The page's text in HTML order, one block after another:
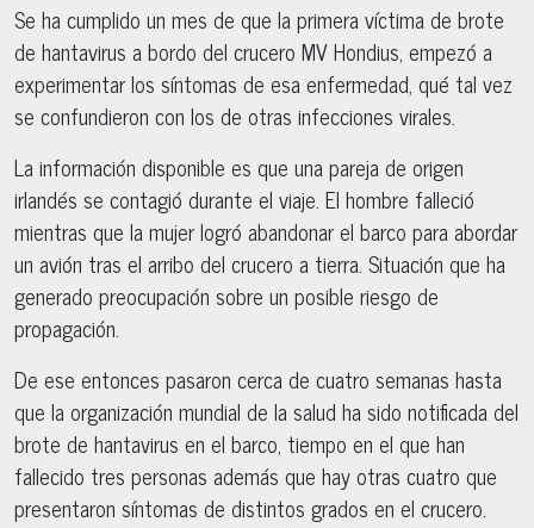
Se ha cumplido un mes de que la primera víctima de brote
de hantavirus a bordo del crucero MV Hondius, empezó a
experimentar los síntomas de esa enfermedad, qué tal vez
se confundieron con los de otras infecciones virales.
La información disponible es que una pareja de origen
irlandés se contagió durante el viaje. El hombre falleció
mientras que la mujer logró abandonar el barco para abordar
un avión tras el arribo del crucero a tierra. Situación que ha
generado preocupación sobre un posible riesgo de
propagación.
De ese entonces pasaron cerca de cuatro semanas hasta
que la organización mundial de la salud ha sido notificada del
brote de hantavirus en el barco, tiempo en el que han
fallecido tres personas además que hay otras cuatro que
presentaron síntomas de distintos grados en el crucero.